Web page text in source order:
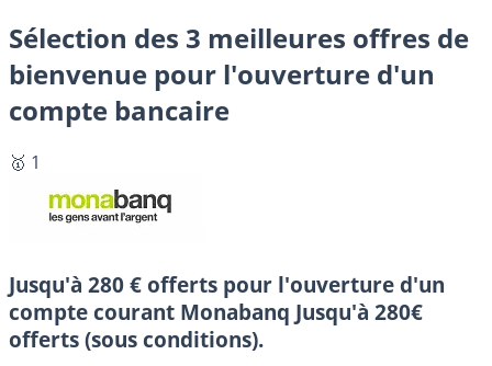
Sélection des 3 meilleures offres de
bienvenue pour l'ouverture d'un
compte bancaire
🥇 1
Jusqu'à 280 € offerts pour l'ouverture d'un
compte courant Monabanq Jusqu'à 280€
offerts (sous conditions).